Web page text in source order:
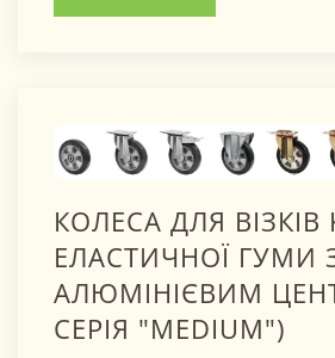
КОЛЕСА ДЛЯ ВІЗКІВ
ЕЛАСТИЧНОЇ ГУМИ
АЛЮМІНІЄВИМ
СЕРІЯ "MEDIUM")